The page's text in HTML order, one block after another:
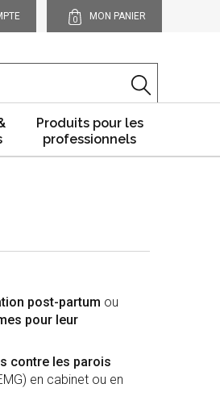
0 MON PANIER
Produits pour les
professionnels
post-partum ou
pour leur
contre les parois
en cabinet ou en